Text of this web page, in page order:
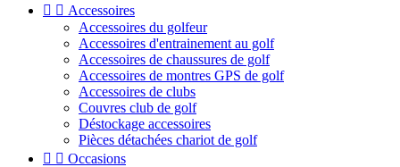
  Accessoires
Accessoires du golfeur
Accessoires d'entrainement au golf
Accessoires de chaussures de golf
Accessoires de montres GPS de golf
Accessoires de clubs
Couvres club de golf
Déstockage accessoires
Pièces détachées chariot de golf
  Occasions